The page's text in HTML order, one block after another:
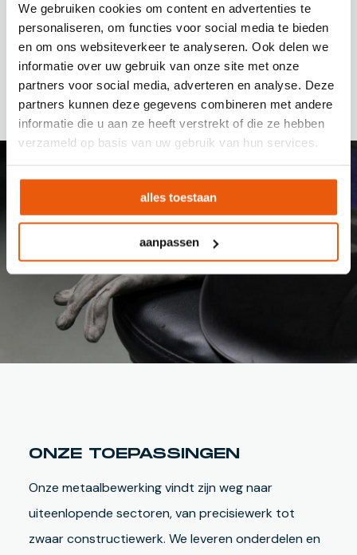
We gebruiken cookies om content en advertenties te
personaliseren, om functies voor social media te bieden
en om ons websiteverkeer te analyseren. Ook delen we
informatie over uw gebruik van onze site met onze
partners voor social media, adverteren en analyse. Deze
partners kunnen deze gegevens combineren met andere
informatie die u aan ze heeft verstrekt of die ze hebben
verzameld op basis van uw gebruik van hun services.
alles toestaan
aanpassen
u één aanspreekpunt, korte lijnen en een partner
die meedenkt in plaats van afschuift.
ONZE TOEPASSINGEN
Onze metaalbewerking vindt zijn weg naar
uiteenlopende sectoren, van precisiewerk tot
zwaar constructiewerk. We leveren onderdelen en